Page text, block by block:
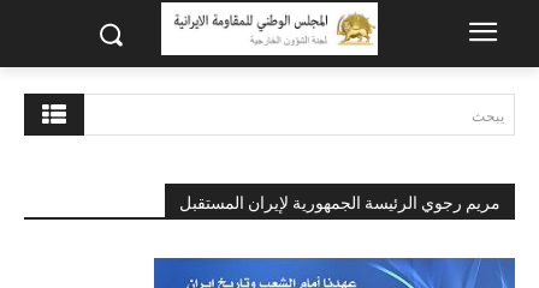
يبحث
مريم رجوي الرئيسة الجمهورية لإيران المستقبل